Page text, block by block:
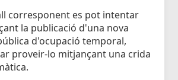
corresponent es pot intentar
la publicació d'una nova
d'ocupació temporal,
proveir-lo mitjançant una crida